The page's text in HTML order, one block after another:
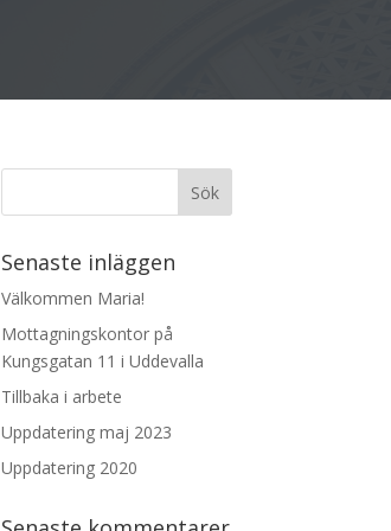
Senaste inläggen
Välkommen Maria!
Mottagningskontor på
Kungsgatan 11 i Uddevalla
Tillbaka i arbete
Uppdatering maj 2023
Uppdatering 2020